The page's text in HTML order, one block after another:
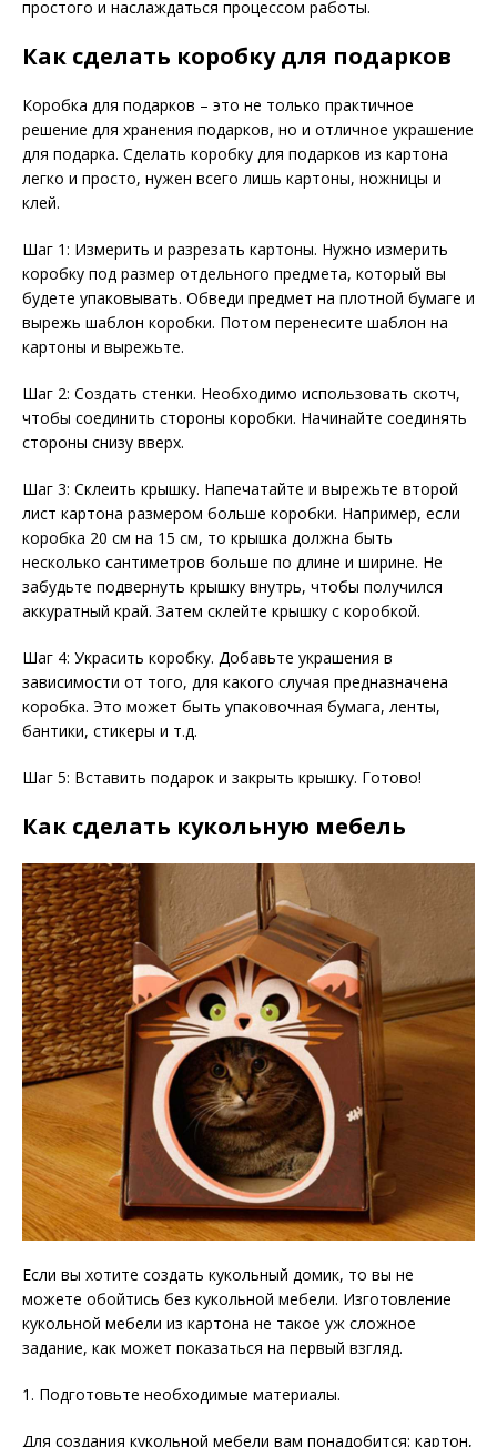
простого и наслаждаться процессом работы.
Как сделать коробку для подарков
Коробка для подарков – это не только практичное
решение для хранения подарков, но и отличное украшение
для подарка. Сделать коробку для подарков из картона
легко и просто, нужен всего лишь картоны, ножницы и
клей.
Шаг 1: Измерить и разрезать картоны. Нужно измерить
коробку под размер отдельного предмета, который вы
будете упаковывать. Обведи предмет на плотной бумаге и
вырежь шаблон коробки. Потом перенесите шаблон на
картоны и вырежьте.
Шаг 2: Создать стенки. Необходимо использовать скотч,
чтобы соединить стороны коробки. Начинайте соединять
стороны снизу вверх.
Шаг 3: Склеить крышку. Напечатайте и вырежьте второй
лист картона размером больше коробки. Например, если
коробка 20 см на 15 см, то крышка должна быть
несколько сантиметров больше по длине и ширине. Не
забудьте подвернуть крышку внутрь, чтобы получился
аккуратный край. Затем склейте крышку с коробкой.
Шаг 4: Украсить коробку. Добавьте украшения в
зависимости от того, для какого случая предназначена
коробка. Это может быть упаковочная бумага, ленты,
бантики, стикеры и т.д.
Шаг 5: Вставить подарок и закрыть крышку. Готово!
Как сделать кукольную мебель
Если вы хотите создать кукольный домик, то вы не
можете обойтись без кукольной мебели. Изготовление
кукольной мебели из картона не такое уж сложное
задание, как может показаться на первый взгляд.
1. Подготовьте необходимые материалы.
Для создания кукольной мебели вам понадобится: картон,